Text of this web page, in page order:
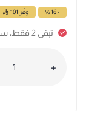
- 16 % وفّر 101
تبقى 2 فقط، سارع بالطلب